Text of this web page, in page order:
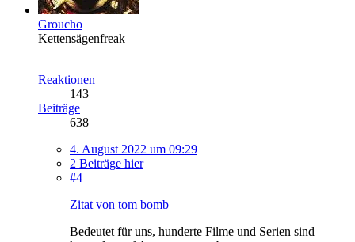
Groucho
Kettensägenfreak
Reaktionen
143
Beiträge
638
4. August 2022 um 09:29
2 Beiträge hier
#4
Zitat von tom bomb
Bedeutet für uns, hunderte Filme und Serien sind